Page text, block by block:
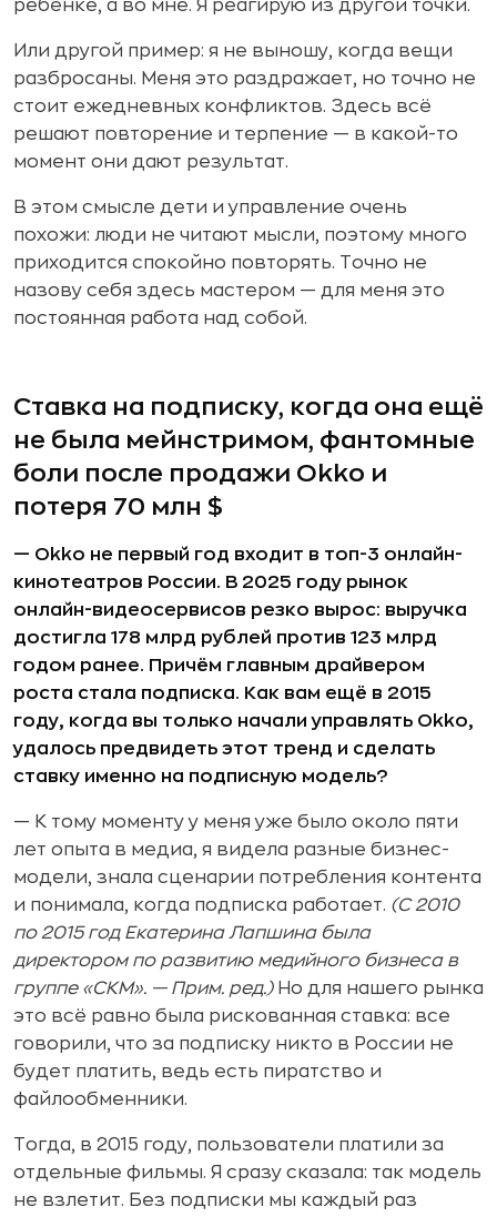
ребёнке, а во мне. Я реагирую из другой точки.
Или другой пример: я не выношу, когда вещи
разбросаны. Меня это раздражает, но точно не
стоит ежедневных конфликтов. Здесь всё
решают повторение и терпение — в какой-то
момент они дают результат.
В этом смысле дети и управление очень
похожи: люди не читают мысли, поэтому много
приходится спокойно повторять. Точно не
назову себя здесь мастером — для меня это
постоянная работа над собой.
Ставка на подписку, когда она ещё
не была мейнстримом, фантомные
боли после продажи Okko и
потеря 70 млн $
— Okko не первый год входит в топ-3 онлайн-
кинотеатров России. В 2025 году рынок
онлайн-видеосервисов резко вырос: выручка
достигла 178 млрд рублей против 123 млрд
годом ранее. Причём главным драйвером
роста стала подписка. Как вам ещё в 2015
году, когда вы только начали управлять Okko,
удалось предвидеть этот тренд и сделать
ставку именно на подписную модель?
— К тому моменту у меня уже было около пяти
лет опыта в медиа, я видела разные бизнес-
модели, знала сценарии потребления контента
и понимала, когда подписка работает. (С 2010
по 2015 год Екатерина Лапшина была
директором по развитию медийного бизнеса в
группе «СКМ». — Прим. ред.) Но для нашего рынка
это всё равно была рискованная ставка: все
говорили, что за подписку никто в России не
будет платить, ведь есть пиратство и
файлообменники.
Тогда, в 2015 году, пользователи платили за
отдельные фильмы. Я сразу сказала: так модель
не взлетит. Без подписки мы каждый раз